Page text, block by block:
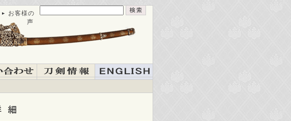
お客様の
声